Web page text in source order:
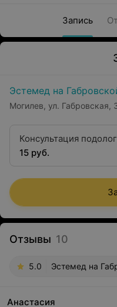
Запись
Эстемед на
Могилев, ул. Габровская,
Консультация
15 руб.
Отзывы 10
5.0 Эстемед на
Анастасия